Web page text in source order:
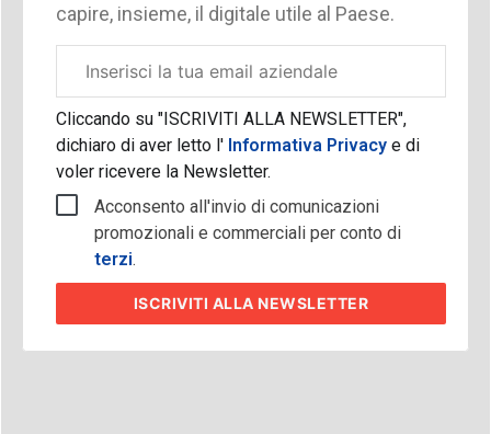
capire, insieme, il digitale utile al Paese.
aziendale
Cliccando su "ISCRIVITI ALLA NEWSLETTER",
dichiaro di aver letto l'Informativa Privacy e di
voler ricevere la Newsletter.
Acconsento all'invio di comunicazioni
promozionali e commerciali per conto di
terzi.
ISCRIVITI ALLA NEWSLETTER